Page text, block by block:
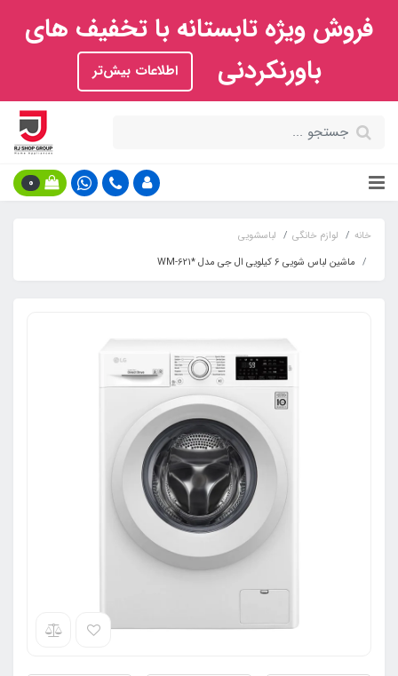
فروش ویژه تابستانه با تخفیف های
باورنکردنی
اطلاعات بیش‌تر
0
خانه لوازم خانگی
لباسشویی
ماشین لباس شویی 6 کیلویی ال جی مدل *WM-621